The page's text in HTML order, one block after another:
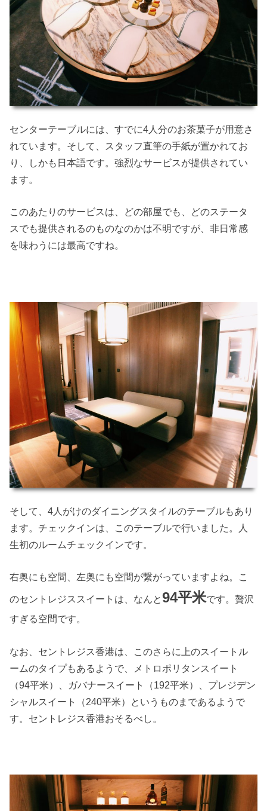
センターテーブルには、すでに4人分のお茶菓子が用意さ
れています。そして、スタッフ直筆の手紙が置かれてお
り、しかも日本語です。強烈なサービスが提供されてい
ます。
このあたりのサービスは、どの部屋でも、どのステータ
スでも提供されるのものなのかは不明ですが、非日常感
を味わうには最高ですね。
そして、4人がけのダイニングスタイルのテーブルもあり
ます。チェックインは、このテーブルで行いました。人
生初のルームチェックインです。
右奥にも空間、左奥にも空間が繋がっていますよね。こ
のセントレジススイートは、なんと94平米です。贅沢
すぎる空間です。
なお、セントレジス香港は、このさらに上のスイートル
ームのタイプもあるようで、メトロポリタンスイート
（94平米）、ガバナースイート（192平米）、プレジデン
シャルスイート（240平米）というものまであるようで
す。セントレジス香港おそるべし。